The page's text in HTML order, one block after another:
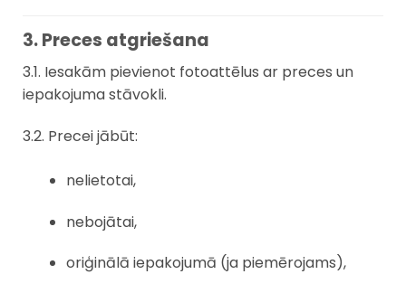
3. Preces atgriešana
3.1. Iesakām pievienot fotoattēlus ar preces un
iepakojuma stāvokli.
3.2. Precei jābūt:
nelietotai,
nebojātai,
oriģinālā iepakojumā (ja piemērojams),